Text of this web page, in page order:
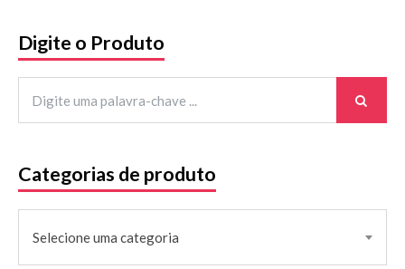
Digite o Produto
Categorias de produto
Selecione uma categoria